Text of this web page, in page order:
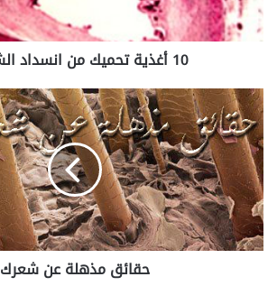
10 أغذية تحميك من انسداد الشرايين
حقائق
مذهلة
عن
شعرك
حقائق مذهلة عن شعرك